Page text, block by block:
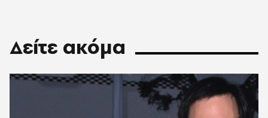
Δείτε ακόμα